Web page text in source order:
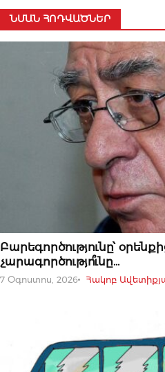
ՆՄԱՆ ՀՈԴՎԱԾՆԵՐ
07 ՕԳՈՍՏՈՍԻ, 2026
Բարեգործությունը՝
չարագործությո՞ւնը…
7 Օգոստոս, 2026 Հակոբ